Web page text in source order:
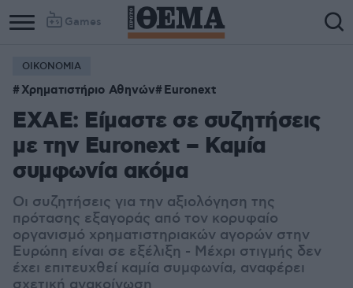
Games
ΟΙΚΟΝΟΜΙΑ
Χρηματιστήριο Αθηνών Euronext
ΕΧΑΕ: Είμαστε σε συζητήσεις
με την Euronext – Καμία
συμφωνία ακόμα
Οι συζητήσεις για την αξιολόγηση της
πρότασης εξαγοράς από τον κορυφαίο
οργανισμό χρηματιστηριακών αγορών στην
Ευρώπη είναι σε εξέλιξη - Μέχρι στιγμής δεν
έχει επιτευχθεί καμία συμφωνία, αναφέρει